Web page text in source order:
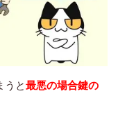
うと最悪の場合鍵の